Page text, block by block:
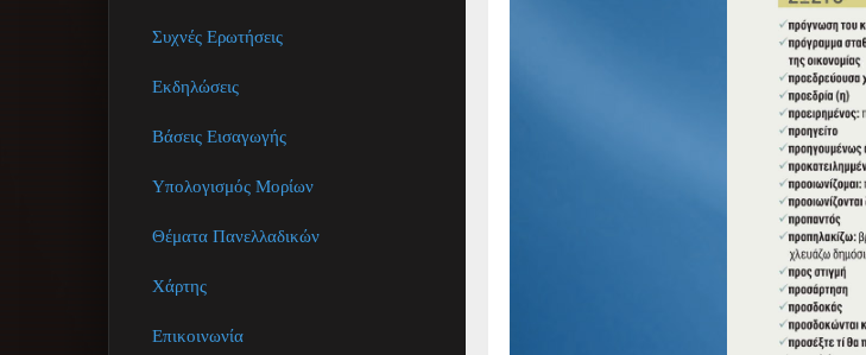
Συχνές Ερωτήσεις
Εκδηλώσεις
Βάσεις Εισαγωγής
Υπολογισμός Μορίων
Θέματα Πανελλαδικών
Χάρτης
Επικοινωνία